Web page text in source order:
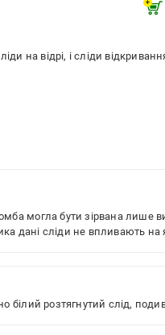
на відрі, і сліди
могла бути зірвана лише
дані сліди не впливають на
білий розтягнутий слід,